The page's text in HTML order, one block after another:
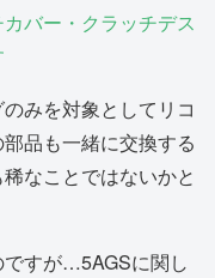
バー・クラッチデス
みを対象としてリコ
品も一緒に交換する
なことではないかと
すが…5AGSに関し